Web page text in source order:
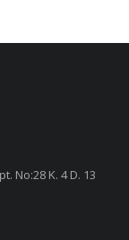
No:28 K. 4 D. 13